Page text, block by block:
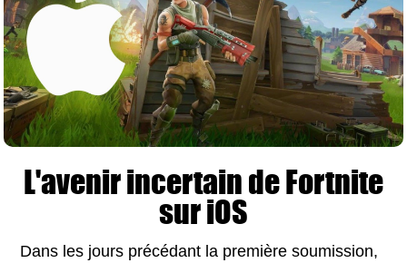
L'avenir incertain de Fortnite
sur iOS
Dans les jours précédant la première soumission,